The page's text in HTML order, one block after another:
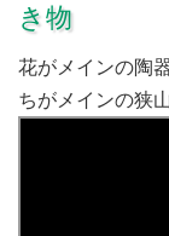
き物
花がメインの陶
ちがメインの狭